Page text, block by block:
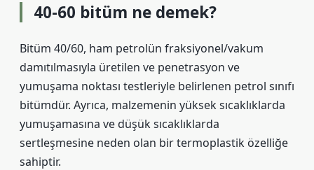
40-60 bitüm ne demek?
Bitüm 40/60, ham petrolün fraksiyonel/vakum
damıtılmasıyla üretilen ve penetrasyon ve
yumuşama noktası testleriyle belirlenen petrol sınıfı
bitümdür. Ayrıca, malzemenin yüksek sıcaklıklarda
yumuşamasına ve düşük sıcaklıklarda
sertleşmesine neden olan bir termoplastik özelliğe
sahiptir.